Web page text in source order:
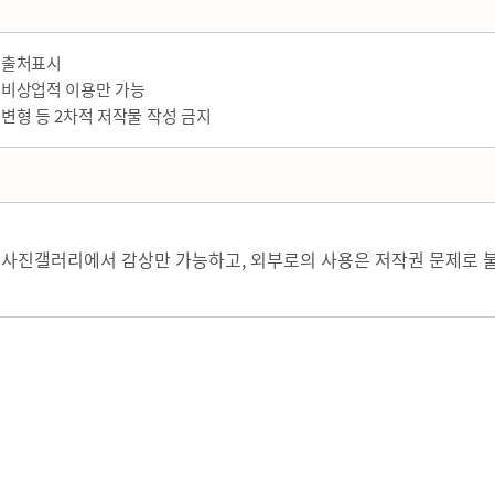
출처표시
비상업적 이용만 가능
변형 등 2차적 저작물 작성 금지
사진갤러리에서 감상만 가능하고, 외부로의 사용은 저작권 문제로